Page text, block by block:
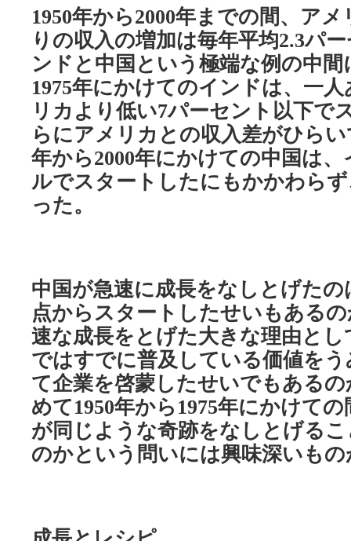
1950年から2000年までの間、ア
りの収入の増加は毎年平均2.3パ
ンドと中国という極端な例の中
1975年にかけてのインドは、一
リカより低い7パーセント以下で
らにアメリカとの収入差がひら
年から2000年にかけての中国は
ルでスタートしたにもかかわら
った。
中国が急速に成長をなしとげた
点からスタートしたせいもある
速な成長をとげた大きな理由と
ではすでに普及している価値を
て企業を啓蒙したせいでもある
めて1950年から 1975年にかけて
が同じような奇跡をなしとげる
のかという問いには興味深いも